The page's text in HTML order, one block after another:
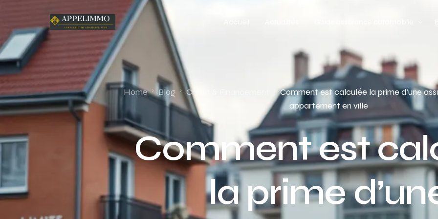
Types de véhicules
Profil de conducteur
Budget assurance automobile
Home Blog Crédit & Financement
Comment est calculée la prime d’une
appartement en ville
Comment est
la prime